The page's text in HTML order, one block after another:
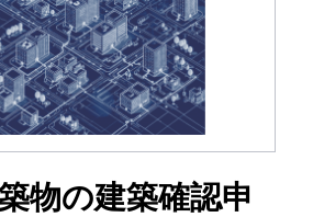
物の建築確認申